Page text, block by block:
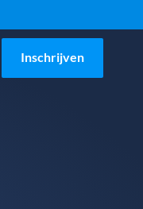
Inschrijven